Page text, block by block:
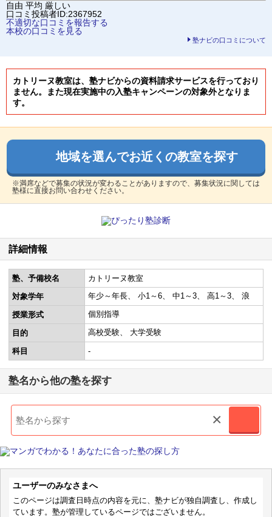
自由 平均 厳しい
口コミ投稿者ID:2367952
不適切な口コミを報告する
本校の口コミを見る
塾ナビの口コミについて
カトリーヌ教室は、塾ナビからの資料請求サービスを行っており
ません。また現在実施中の入塾キャンペーンの対象外となりま
す。
地域を選んでお近くの教室を探す
※満席などで募集の状況が変わることがありますので、募集状況に関しては
塾様に直接お問い合わせください。
詳細情報
塾、予備校名
カトリーヌ教室
対象学年
年少～年長 小1～6 中1～3 高1～3 浪
授業形式 個別指導
目的 高校受験 大学受験
科目 -
塾名から他の塾を探す
×
ユーザーのみなさまへ
このページは調査日時点の内容を元に、塾ナビが独自調査し、作成し
ています。塾が管理しているページではございません。